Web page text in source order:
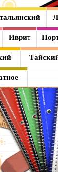
Иврит